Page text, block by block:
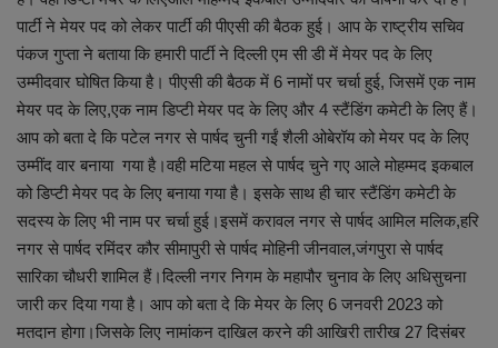
शिक्षा
स्वास्थ्य
राष्ट्रीय
व्यापार
रोजगार
NEWS
पार्टी ने मेयर पद को लेकर पार्टी की पीएसी की बैठक हुई। आप के राष्ट्रीय सचिव
पंकज गुप्ता ने बताया कि हमारी पार्टी ने दिल्ली एम सी डी में मेयर पद के लिए
उम्मीदवार घोषित किया है। पीएसी की बैठक में 6 नामों पर चर्चा हुई, जिसमें एक नाम
मेयर पद के लिए,एक नाम डिप्टी मेयर पद के लिए और 4 स्टैंडिंग कमेटी के लिए हैं।
आप को बता दे कि पटेल नगर से पार्षद चुनी गईं शैली ओबेरॉय को मेयर पद के लिए
उम्मींद वार बनाया गया है।वही मटिया महल से पार्षद चुने गए आले मोहम्मद इकबाल
को डिप्टी मेयर पद के लिए बनाया गया है। इसके साथ ही चार स्टैंडिंग कमेटी के
सदस्य के लिए भी नाम पर चर्चा हुई।इसमें करावल नगर से पार्षद आमिल मलिक,हरि
नगर से पार्षद रमिंदर कौर सीमापुरी से पार्षद मोहिनी जीनवाल,जंगपुरा से पार्षद
सारिका चौधरी शामिल हैं।दिल्ली नगर निगम के महापौर चुनाव के लिए अधिसुचना
जारी कर दिया गया है। आप को बता दे कि मेयर के लिए 6 जनवरी 2023 को
मतदान होगा।जिसके लिए नामांकन दाखिल करने की आखिरी तारीख 27 दिसंबर